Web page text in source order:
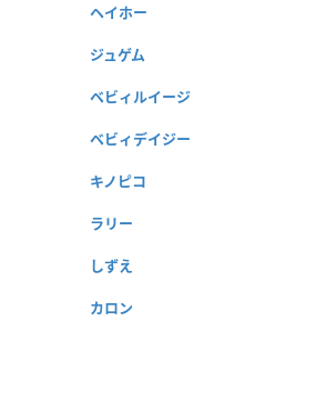
ヘイホー
ジュゲム
ベビィルイージ
ベビィデイジー
キノピコ
ラリー
しずえ
カロン